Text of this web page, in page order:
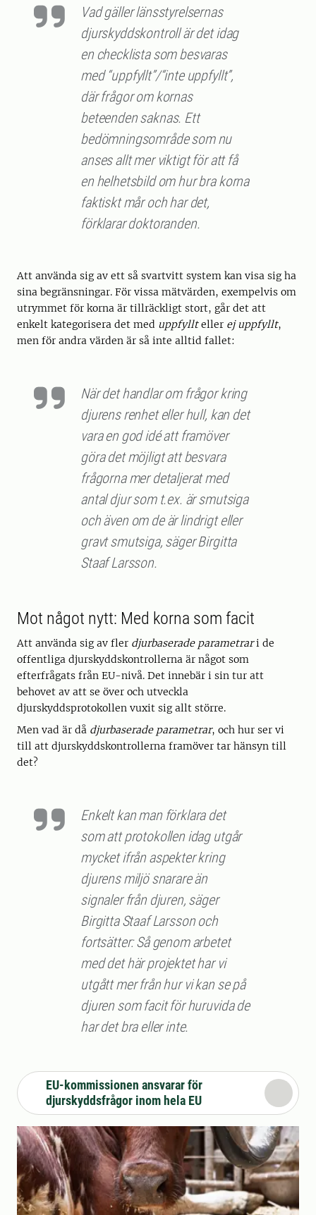
Vad gäller länsstyrelsernas
djurskyddskontroll är det idag
en checklista som besvaras
med “uppfyllt”/“inte uppfyllt”,
där frågor om kornas
beteenden saknas. Ett
bedömningsområde som nu
anses allt mer viktigt för att få
en helhetsbild om hur bra korna
faktiskt mår och har det,
förklarar doktoranden.
Att använda sig av ett så svartvitt system kan visa sig ha
sina begränsningar. För vissa mätvärden, exempelvis om
utrymmet för korna är tillräckligt stort, går det att
enkelt kategorisera det med uppfyllteller ej uppfyllt,
men för andra värden är så inte alltid fallet:
När det handlar om frågor kring
djurens renhet eller hull, kan det
vara en god idé att framöver
göra det möjligt att besvara
frågorna mer detaljerat med
antal djur som t.ex. är smutsiga
och även om de är lindrigt eller
gravt smutsiga, säger Birgitta
Staaf Larsson.
Mot något nytt: Med korna som facit
Att använda sig av fler djurbaserade parametrari de
offentliga djurskyddskontrollerna är något som
efterfrågats från EU-nivå. Det innebär i sin tur att
behovet av att se över och utveckla
djurskyddsprotokollen vuxit sig allt större.
Men vad är då djurbaserade parametrar, och hur ser vi
till att djurskyddskontrollerna framöver tar hänsyn till
det?
Enkelt kan man förklara det
som att protokollen idag utgår
mycket ifrån aspekter kring
djurens miljö snarare än
signaler från djuren, säger
Birgitta Staaf Larsson och
fortsätter: Så genom arbetet
med det här projektet har vi
utgått mer från hur vi kan se på
djuren som facit för huruvida de
har det bra eller inte.
EU-kommissionen ansvarar för
djurskyddsfrågor inom hela EU